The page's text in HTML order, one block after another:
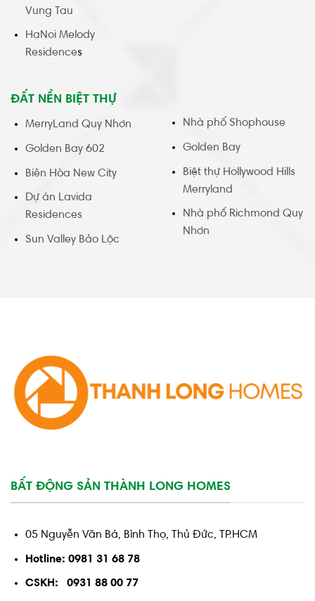
Vung Tau
HaNoi Melody
Residences
ĐẤT NỀN BIỆT THỰ
MerryLand Quy Nhơn
Golden Bay 602
Biên Hòa New City
Dự án Lavida
Residences
Sun Valley Bảo Lộc
Nhà phố Shophouse
Golden Bay
Biệt thự Hollywood Hills
Merryland
Nhà phố Richmond Quy
Nhơn
BẤT ĐỘNG SẢN THÀNH LONG HOMES
05 Nguyễn Văn Bá, Bình Thọ, Thủ Đức, TP.HCM
Hotline: 0981 31 68 78
CSKH: 0931 88 00 77